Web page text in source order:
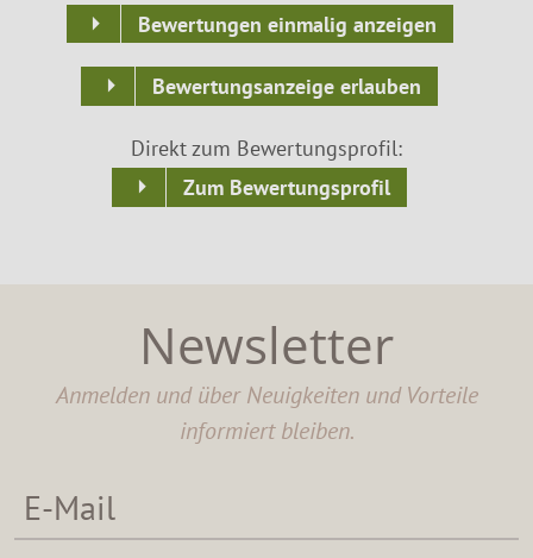
Bewertungen einmalig anzeigen
Bewertungsanzeige erlauben
Direkt zum Bewertungsprofil:
Zum Bewertungsprofil
Newsletter
Anmelden und über Neuigkeiten und Vorteile
informiert bleiben.